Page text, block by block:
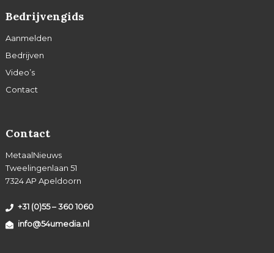
Bedrijvengids
Aanmelden
Bedrijven
Video’s
Contact
Contact
MetaalNieuws
Tweelingenlaan 51
7324 AP Apeldoorn
+31 (0)55 – 360 1060
info@54umedia.nl